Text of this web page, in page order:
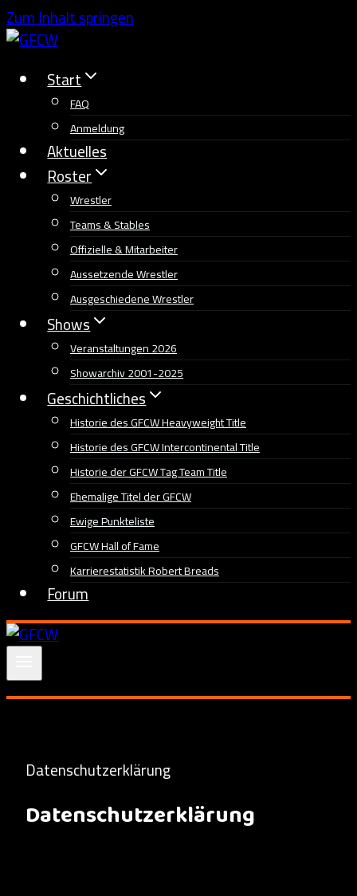
Zum Inhalt springen
Start
FAQ
Anmeldung
Aktuelles
Roster
Wrestler
Teams & Stables
Offizielle & Mitarbeiter
Aussetzende Wrestler
Ausgeschiedene Wrestler
Shows
Veranstaltungen 2026
Showarchiv 2001-2025
Geschichtliches
Historie des GFCW Heavyweight Title
Historie des GFCW Intercontinental Title
Historie der GFCW Tag Team Title
Ehemalige Titel der GFCW
Ewige Punkteliste
GFCW Hall of Fame
Karrierestatistik Robert Breads
Forum
Datenschutzerklärung
Datenschutzerklärung